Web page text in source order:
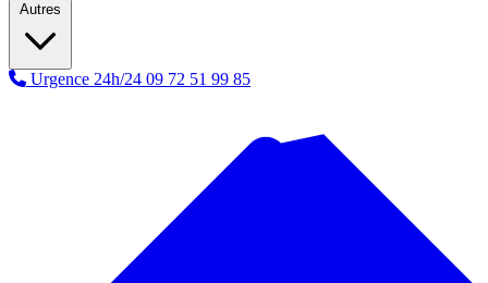
Autres
Urgence 24h/24 09 72 51 99 85